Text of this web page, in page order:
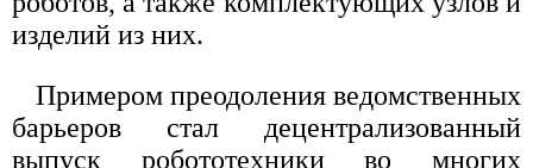
изделий из них.
Примером преодоления ведомственных
барьеров стал децентрализованный
выпуск робототехники во многих